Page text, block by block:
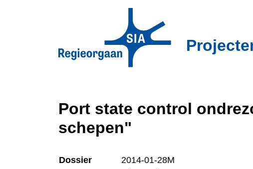
Port state control
schepen"
Dossier
2014-01-28M